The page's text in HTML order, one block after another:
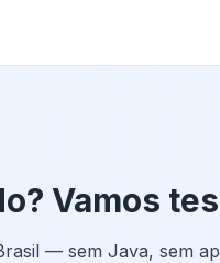
Vamos
— sem Java, sem